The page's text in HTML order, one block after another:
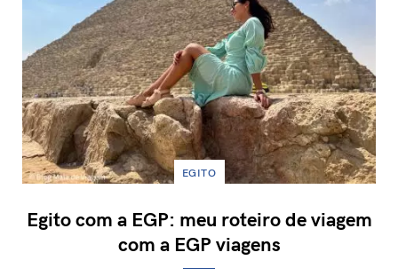
EGITO
Egito com a EGP: meu roteiro de viagem
com a EGP viagens